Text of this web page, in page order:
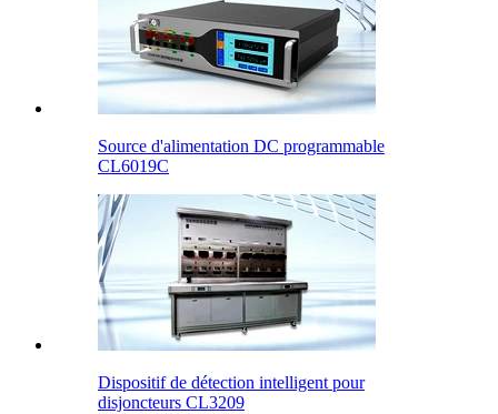
Source d'alimentation DC programmable
CL6019C
Dispositif de détection intelligent pour
disjoncteurs CL3209